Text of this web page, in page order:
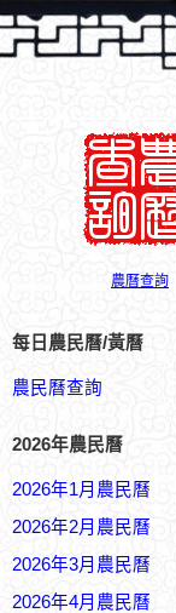
農曆查詢
每日農民曆/黃曆
農民曆查詢
2026年農民曆
2026年1月農民曆
2026年2月農民曆
2026年3月農民曆
2026年4月農民曆